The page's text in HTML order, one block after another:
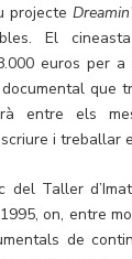
projecte Dreamin’
El
euros per
que
entre els
i treballar
del Taller
on, entre
de